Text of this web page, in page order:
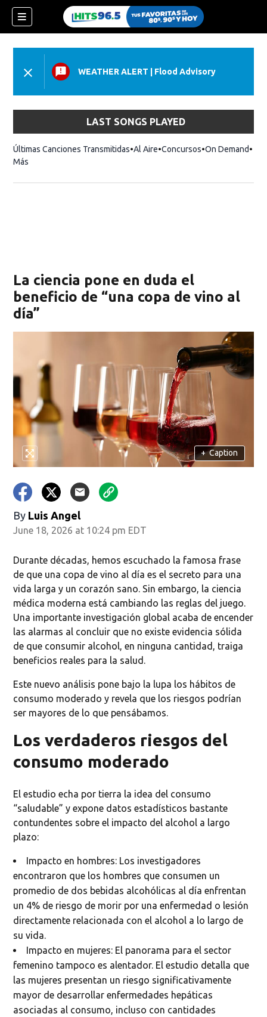
WEATHER ALERT Flood Advisory
LAST SONGS PLAYED
Últimas Canciones Transmitidas Al Aire Concursos On Demand
Más
La ciencia pone en duda el
beneficio de “una copa de vino al
día”
+ Caption
By Luis Angel
June 18, 2026 at 10:24 pm EDT
Durante décadas, hemos escuchado la famosa frase
de que una copa de vino al día es el secreto para una
vida larga y un corazón sano. Sin embargo, la ciencia
médica moderna está cambiando las reglas del juego.
Una importante investigación global acaba de encender
las alarmas al concluir que no existe evidencia sólida
de que consumir alcohol, en ninguna cantidad, traiga
beneficios reales para la salud.
Este nuevo análisis pone bajo la lupa los hábitos de
consumo moderado y revela que los riesgos podrían
ser mayores de lo que pensábamos.
Los verdaderos riesgos del
consumo moderado
El estudio echa por tierra la idea del consumo
“saludable” y expone datos estadísticos bastante
contundentes sobre el impacto del alcohol a largo
plazo:
Impacto en hombres: Los investigadores
encontraron que los hombres que consumen un
promedio de dos bebidas alcohólicas al día enfrentan
un 4% de riesgo de morir por una enfermedad o lesión
directamente relacionada con el alcohol a lo largo de
su vida.
Impacto en mujeres: El panorama para el sector
femenino tampoco es alentador. El estudio detalla que
las mujeres presentan un riesgo significativamente
mayor de desarrollar enfermedades hepáticas
asociadas al consumo, incluso con cantidades